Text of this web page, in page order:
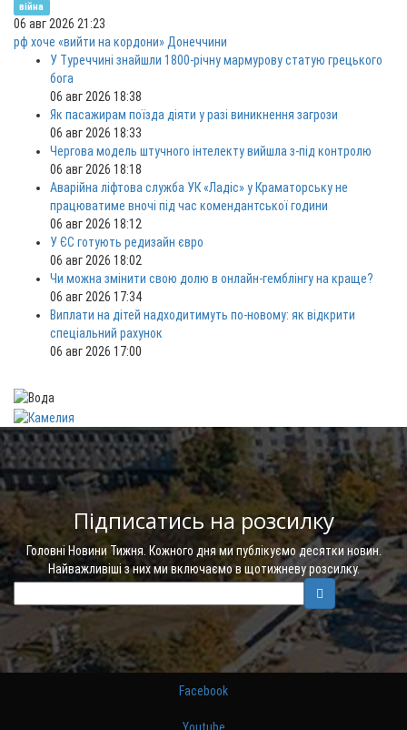
війна
06 авг 2026 21:23
рф хоче «вийти на кордони» Донеччини
У Туреччині знайшли 1800-річну мармурову статую грецького
бога
06 авг 2026 18:38
Як пасажирам поїзда діяти у разі виникнення загрози
06 авг 2026 18:33
Чергова модель штучного інтелекту вийшла з-під контролю
06 авг 2026 18:18
Аварійна ліфтова служба УК «Ладіс» у Краматорську не
працюватиме вночі під час комендантської години
06 авг 2026 18:12
У ЄС готують редизайн євро
06 авг 2026 18:02
Чи можна змінити свою долю в онлайн-гемблінгу на краще?
06 авг 2026 17:34
Виплати на дітей надходитимуть по-новому: як відкрити
спеціальний рахунок
06 авг 2026 17:00
Підписатись на розсилку
Головні Новини Тижня. Кожного дня ми публікуємо десятки новин.
Найважливіші з них ми включаємо в щотижневу розсилку.
Facebook
Youtube